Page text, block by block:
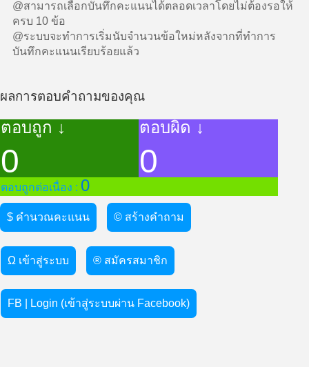
@สามารถเลือกบันทึกคะแนนได้ตลอดเวลาโดยไม่ต้องรอให้
ครบ 10 ข้อ
@ระบบจะทำการเริ่มนับจำนวนข้อใหม่หลังจากที่ทำการ
บันทึกคะแนนเรียบร้อยแล้ว
ผลการตอบคำถามของคุณ
ตอบถูก ↓ ตอบผิด ↓
0 0
ตอบถูกต่อเนื่อง : 0
$ คำนวณคะแนน © สร้างคำถาม
Ω เข้าสู่ระบบ ® สมัครสมาชิก
FB | Login (เข้าสู่ระบบผ่าน Facebook)